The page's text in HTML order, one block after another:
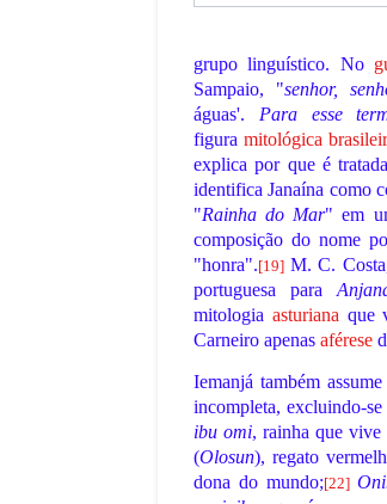
grupo linguístico. No
Sampaio, "senhor,
águas'. Para esse
figura mitológica
explica por que é
identifica Janaína como
"Rainha do Mar" em
composição do nome
"honra".[19] M. C.
portuguesa para
mitologia asturiana que
Carneiro apenas aférese
Iemanjá também
incompleta, excluindo-
ibu omi, rainha que vive
(Olosun), regato
dona do mundo;[22]
edição da Copa do Mundo, …
,
A Copa do
a Consagração